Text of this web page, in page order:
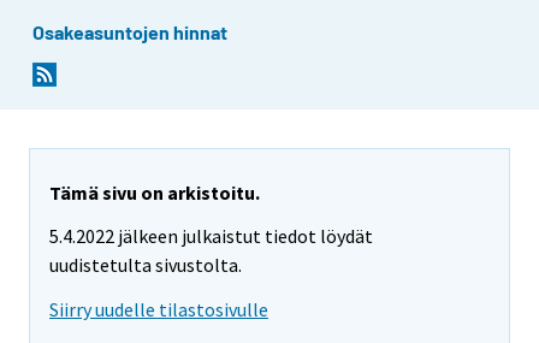
Osakeasuntojen hinnat
Tämä sivu on arkistoitu.
5.4.2022 jälkeen julkaistut tiedot löydät
uudistetulta sivustolta.
Siirry uudelle tilastosivulle